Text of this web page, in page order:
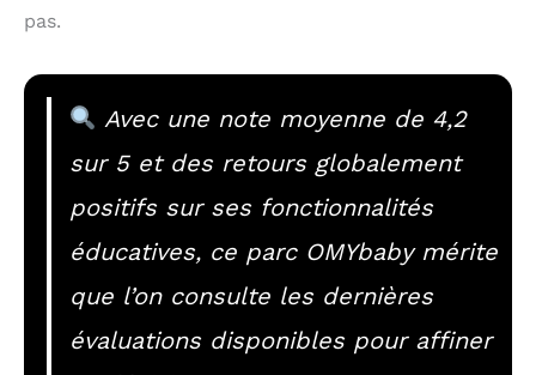
pas.
Avec une note moyenne de 4,2
sur 5 et des retours globalement
positifs sur ses fonctionnalités
éducatives, ce parc OMYbaby mérite
que l’on consulte les dernières
évaluations disponibles pour affiner